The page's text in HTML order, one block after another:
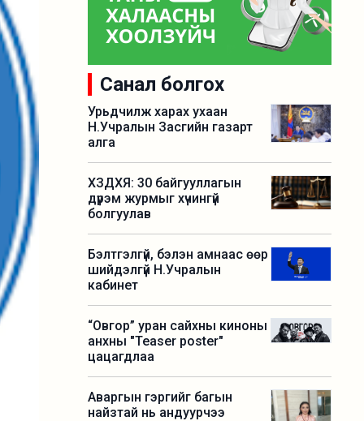
Санал болгох
Урьдчилж харах ухаан
Н.Учралын Засгийн газарт
алга
ХЗДХЯ: 30 байгууллагын
дүрэм журмыг хүчингүй
болгуулав
Бэлтгэлгүй, бэлэн амнаас өөр
шийдэлгүй Н.Учралын
кабинет
“Овгор” уран сайхны киноны
анхны "Teaser poster"
цацагдлаа
Аваргын гэргийг багын
найзтай нь андуурчээ